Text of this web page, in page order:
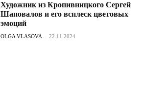
Художник из Кропивницкого Сергей
Шаповалов и его всплеск цветовых
эмоций
OLGA VLASOVA - 22.11.2024